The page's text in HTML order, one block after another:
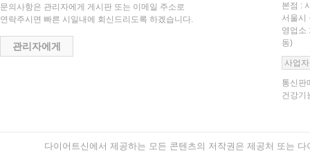
문의사항은 관리자에게 게시판 또는 이메일 주소로
연락주시면 빠른 시일내에 회신드리도록 하겠습니다.
관리자에게
본점 :
서울시
영업소
동)
사업
통신판
건강기
다이어트신에서 제공하는 모든 콘텐츠의 저작권은 제공처 또는